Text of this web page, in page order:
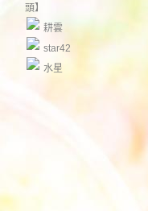
頭】
耕雲
star42
水星